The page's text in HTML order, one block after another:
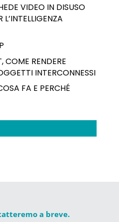
VIDEO IN DISUSO
COME RENDERE
INTERCONNESSI
FA E PERCHÉ
a breve.